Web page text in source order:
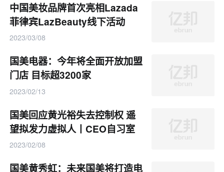
中国美妆品牌首次亮相Lazada
菲律宾LazBeauty线下活动
2023/03/08
国美电器：今年将全面开放加盟
门店 目标超3200家
2023/02/13
国美回应黄光裕失去控制权 遥
望拟发力虚拟人丨CEO自习室
2023/02/08
国美黄秀虹：未来国美将打造电